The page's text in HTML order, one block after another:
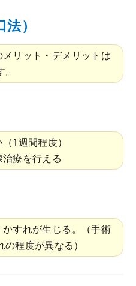
）
リット・デメリットは
1週間程度）
療を行える
すれが生じる。（手術
程度が異なる）